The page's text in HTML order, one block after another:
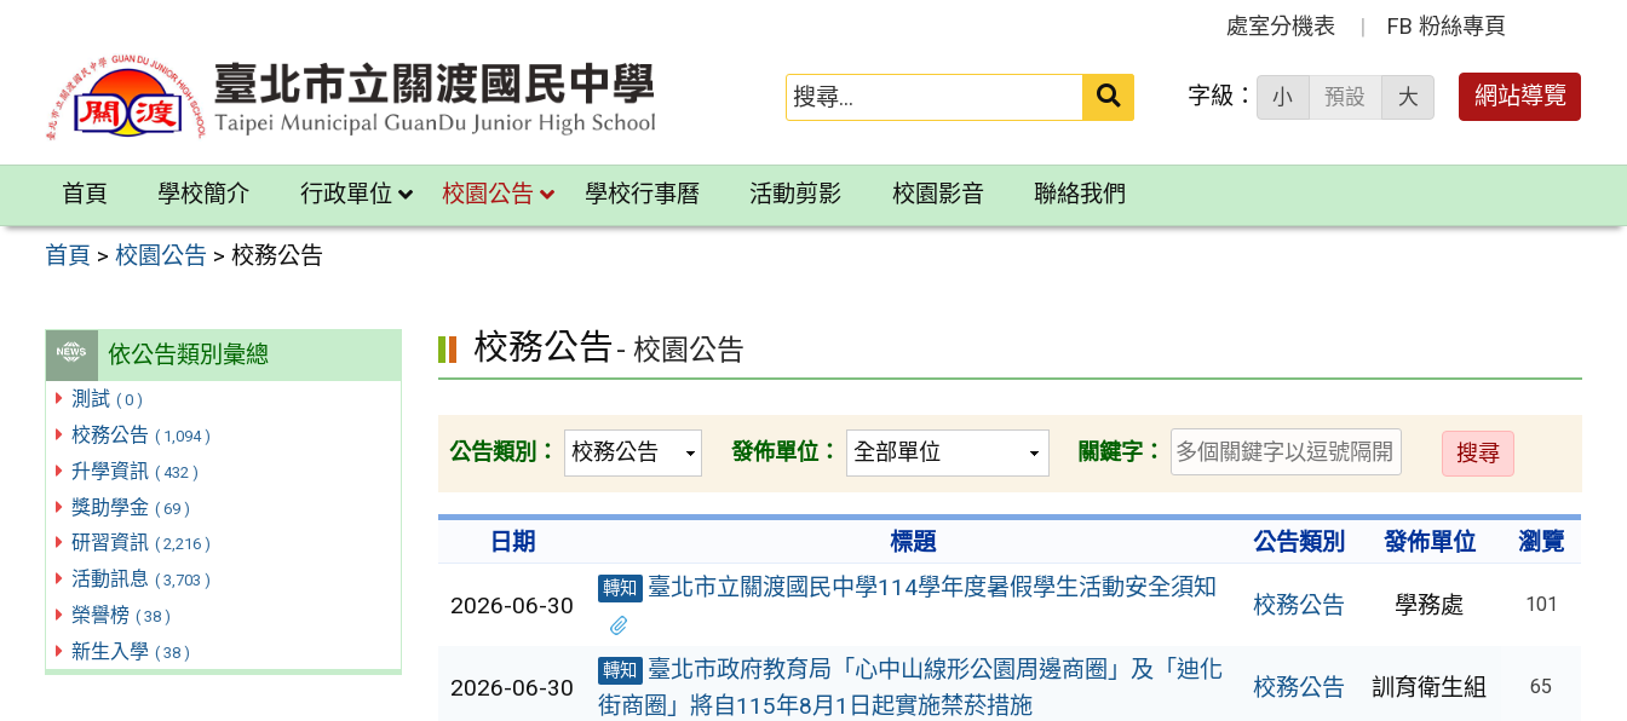
內
區
處室分機表 FB 粉絲專頁
送出 字級： 小 預設 大 網站導覽
首頁 學校簡介 行政單位 校園公告 學校行事曆 活動剪影 校園影音 聯絡我們
首頁 >校園公告 >校務公告
依公告類別彙總
測試 ( 0 )
校務公告 ( 1,094 )
升學資訊 ( 432 )
獎助學金 ( 69 )
研習資訊 ( 2,216 )
活動訊息 ( 3,703 )
榮譽榜 ( 38 )
新生入學 ( 38 )
校務公告- 校園公告
公告類別： 發佈單位： 關鍵字：
送
出
日期 標題 公告類別 發佈單位 瀏覽
2026-06-30
轉知 臺北市立關渡國民中學114學年度暑假學生活動安全須知
校務公告 學務處 101
2026-06-30
轉知
臺北市政府教育局「心中山線形公園周邊商圈」及「迪化
街商圈」將自115年8月1日起實施禁菸措施
校務公告 訓育衛生組 65